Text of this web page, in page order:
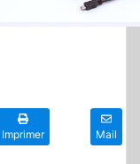
Imprimer Mail